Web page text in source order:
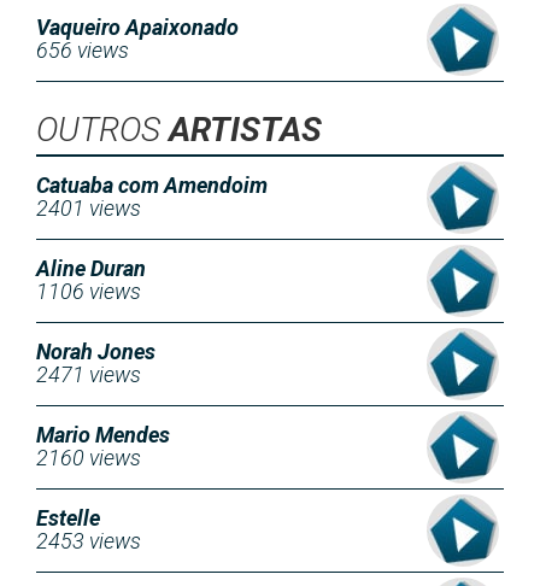
Vaqueiro Apaixonado
656 views
OUTROSARTISTAS
Catuaba com Amendoim
2401 views
Aline Duran
1106 views
Norah Jones
2471 views
Mario Mendes
2160 views
Estelle
2453 views